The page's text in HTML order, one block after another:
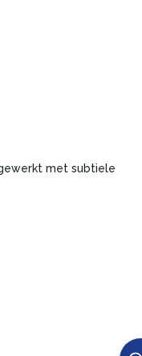
met subtiele